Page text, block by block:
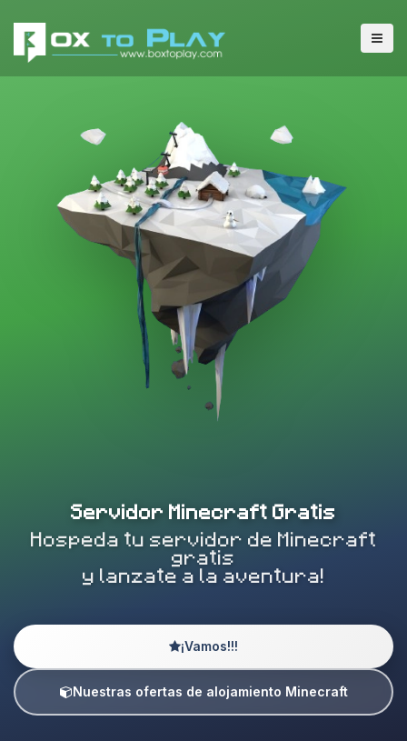
Servidor Minecraft Gratis
Hospeda tu servidor de Minecraft
gratis
y lanzate a la aventura!
¡Vamos!!!
Nuestras ofertas de alojamiento Minecraft